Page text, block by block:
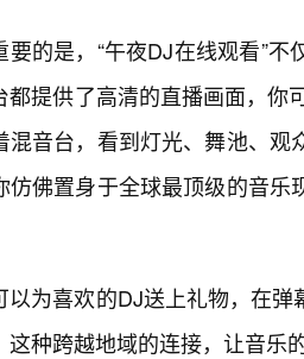
要的是，“午夜DJ在线观看”
都提供了高清的直播画面，你
混音台，看到灯光、舞池、
仿佛置身于全球最顶级的音
以为喜欢的DJ送上礼物，在
这种跨越地域的连接，让音乐